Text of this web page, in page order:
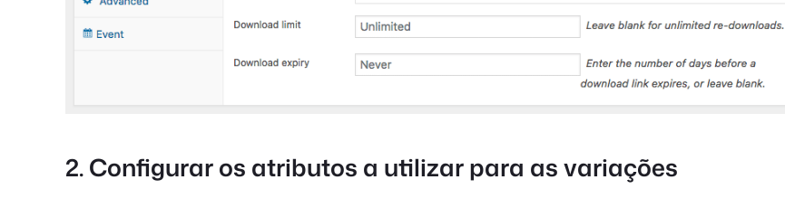
2. Configurar os atributos a utilizar para as variações